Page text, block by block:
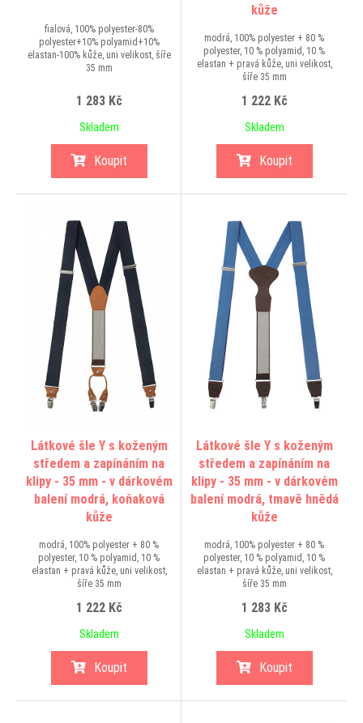
fialová, 100% polyester-80%
polyester+10% polyamid+10%
elastan-100% kůže, uni velikost, šíře
35 mm
1 283 Kč
Skladem
Koupit
kůže
modrá, 100% polyester + 80 %
polyester, 10 % polyamid, 10 %
elastan + pravá kůže, uni velikost,
šíře 35 mm
1 222 Kč
Skladem
Koupit
Látkové šle Y s koženým
středem a zapínáním na
klipy - 35 mm - v dárkovém
balení modrá, koňaková
kůže
modrá, 100% polyester + 80 %
polyester, 10 % polyamid, 10 %
elastan + pravá kůže, uni velikost,
šíře 35 mm
1 222 Kč
Skladem
Koupit
Látkové šle Y s koženým
středem a zapínáním na
klipy - 35 mm - v dárkovém
balení modrá, tmavě hnědá
kůže
modrá, 100% polyester + 80 %
polyester, 10 % polyamid, 10 %
elastan + pravá kůže, uni velikost,
šíře 35 mm
1 283 Kč
Skladem
Koupit